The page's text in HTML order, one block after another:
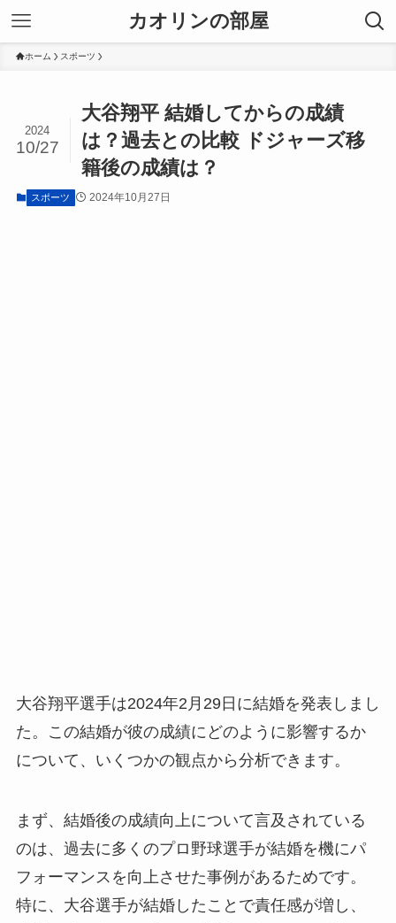
カオリンの部屋
ホーム スポーツ
大谷翔平 結婚してからの成績
は？過去との比較 ドジャーズ移
籍後の成績は？
2024
10/27
スポーツ 2024年10月27日
大谷翔平選手は2024年2月29日に結婚を発表しまし
た。この結婚が彼の成績にどのように影響するか
について、いくつかの観点から分析できます。
まず、結婚後の成績向上について言及されている
のは、過去に多くのプロ野球選手が結婚を機にパ
フォーマンスを向上させた事例があるためです。
特に、大谷選手が結婚したことで責任感が増し、